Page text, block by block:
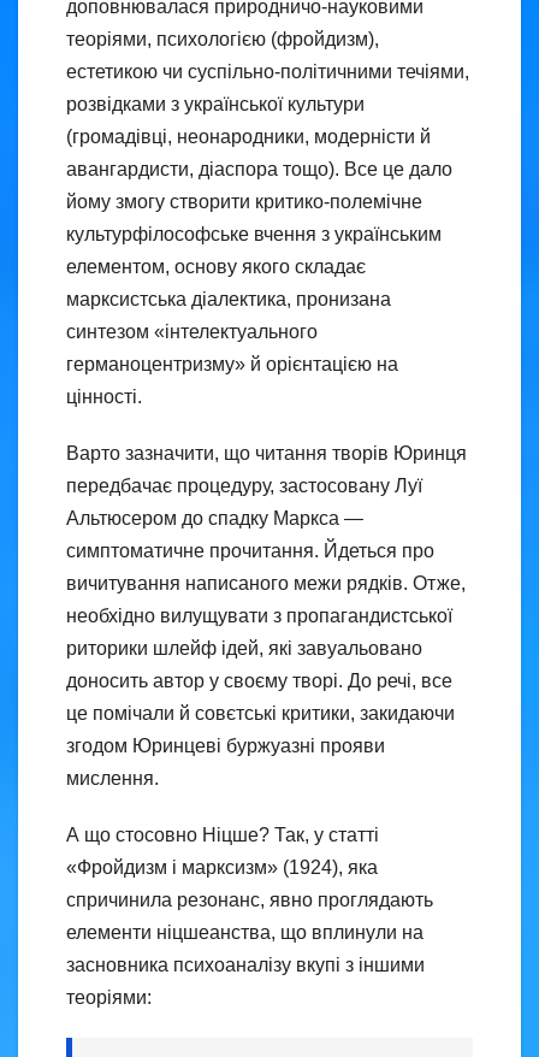
доповнювалася природничо-науковими
теоріями, психологією (фройдизм),
естетикою чи суспільно-політичними течіями,
розвідками з української культури
(громадівці, неонародники, модерністи й
авангардисти, діаспора тощо). Все це дало
йому змогу створити критико-полемічне
культурфілософське вчення з українським
елементом, основу якого складає
марксистська діалектика, пронизана
синтезом «інтелектуального
германоцентризму» й орієнтацією на
цінності.
Варто зазначити, що читання творів Юринця
передбачає процедуру, застосовану Луї
Альтюсером до спадку Маркса —
симптоматичне прочитання. Йдеться про
вичитування написаного межи рядків. Отже,
необхідно вилущувати з пропагандистської
риторики шлейф ідей, які завуальовано
доносить автор у своєму творі. До речі, все
це помічали й совєтські критики, закидаючи
згодом Юринцеві буржуазні прояви
мислення.
А що стосовно Ніцше? Так, у статті
«Фройдизм і марксизм» (1924), яка
спричинила резонанс, явно проглядають
елементи ніцшеанства, що вплинули на
засновника психоаналізу вкупі з іншими
теоріями: